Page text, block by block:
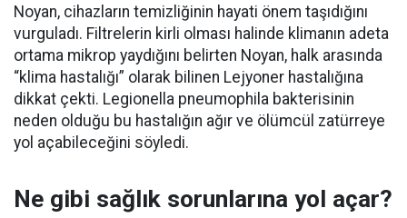
Noyan, cihazların temizliğinin hayati önem taşıdığını
vurguladı. Filtrelerin kirli olması halinde klimanın adeta
ortama mikrop yaydığını belirten Noyan, halk arasında
“klima hastalığı” olarak bilinen Lejyoner hastalığına
dikkat çekti. Legionella pneumophila bakterisinin
neden olduğu bu hastalığın ağır ve ölümcül zatürreye
yol açabileceğini söyledi.
Ne gibi sağlık sorunlarına yol açar?